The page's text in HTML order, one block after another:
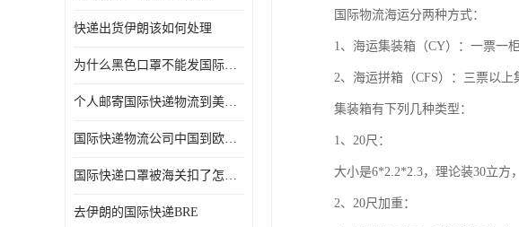
快递出货伊朗该如何处理
为什么黑色口罩不能发国际快递 国际寄口罩快递需要填写信息
个人邮寄国际快递物流到美加墨西哥英国比利时荷兰波兰意大利
国际快递物流公司中国到欧洲英国法国德国能寄铁路空运海运
国际快递口罩被海关扣了怎么办
去伊朗的国际快递BRE
国际物流海运分两种方式：
1、海运集装箱（CY）：一票一
2、海运拼箱（CFS）：三票以上
集装箱有下列几种类型：
1、20尺：
大小是6*2.2*2.3，理论装30立方
2、20尺加重：